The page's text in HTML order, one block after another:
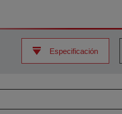
Especificación